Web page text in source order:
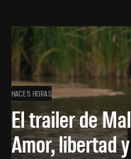
HACE 5 HORAS
El trailer de
Amor, libertad